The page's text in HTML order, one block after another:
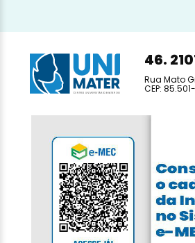
46.
Rua Mato
CEP: